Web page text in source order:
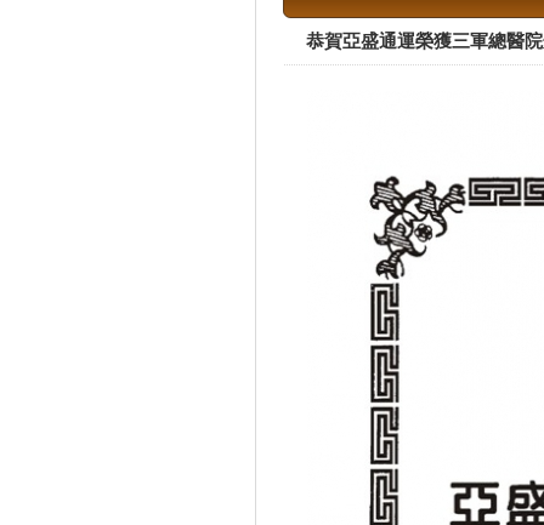
恭賀亞盛通運榮獲三軍總醫